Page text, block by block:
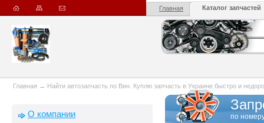
Главная Каталог запчастей
Главная → Найти автозапчасть по Вин. Куплю запчасть в Украине быстро и
О компании по